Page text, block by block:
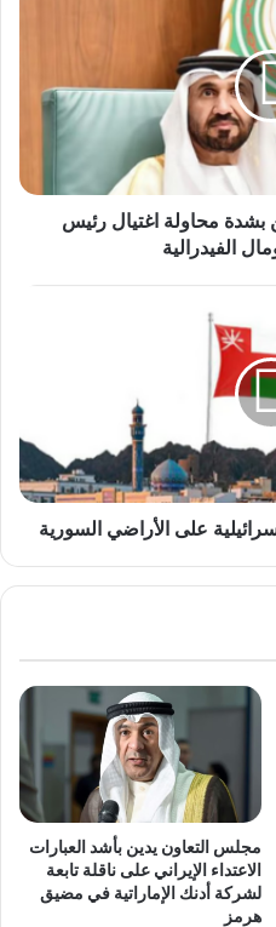
بشدة محاولة اغتيال رئيس
الفيدرالية
على الأراضي السورية
مجلس التعاون يدين بأشد العبارات
الاعتداء الإيراني على ناقلة تابعة
لشركة أدنك الإماراتية في مضيق
هرمز